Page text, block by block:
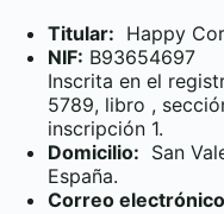
Titular: Happy
NIF: B93654697
Inscrita en el
5789, libro ,
inscripción 1.
Domicilio: San
España.
Correo